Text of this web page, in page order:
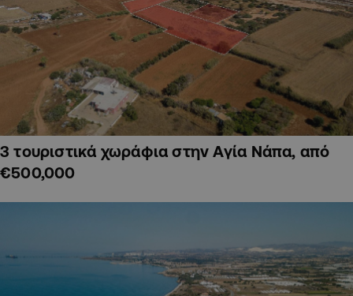
3 τουριστικά χωράφια στην Αγία Νάπα, από
€500,000